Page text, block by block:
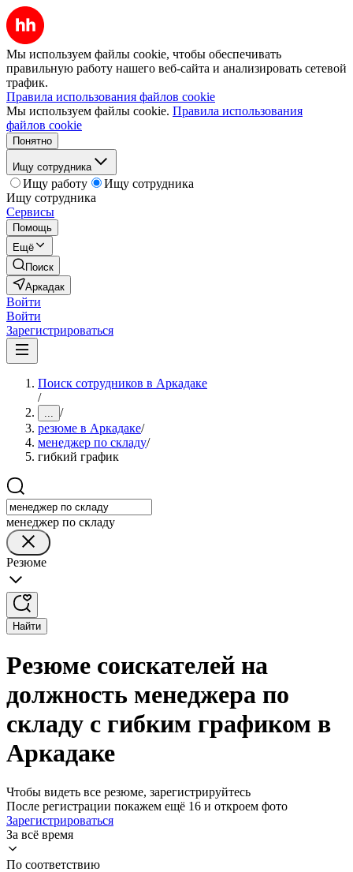
Мы используем файлы cookie, чтобы обеспечивать
правильную работу нашего веб-сайта и анализировать сетевой
трафик.
Правила использования файлов cookie
Мы используем файлы cookie. Правила использования
файлов cookie
Понятно
Ищу сотрудника
Ищу работу
Ищу сотрудника
Ищу сотрудника
Сервисы
Помощь
Ещё
Поиск
Аркадак
Войти
Войти
Зарегистрироваться
Поиск сотрудников в Аркадаке
/
... /
резюме в Аркадаке/
менеджер по складу/
гибкий график
менеджер по складу
Резюме
Найти
Резюме соискателей на
должность менеджера по
складу с гибким графиком в
Аркадаке
Чтобы видеть все резюме, зарегистрируйтесь
После регистрации покажем ещё 16 и откроем фото
Зарегистрироваться
За всё время
По соответствию